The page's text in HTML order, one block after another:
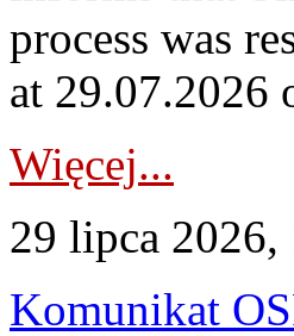
process was
at 29.07.2026
Więcej...
29 lipca 2026,
Komunikat